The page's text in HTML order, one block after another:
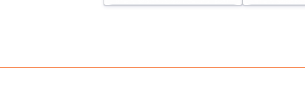
Werknemer Werkgever